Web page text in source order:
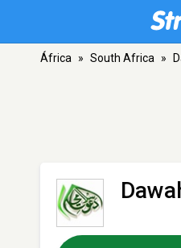
África » South Africa »